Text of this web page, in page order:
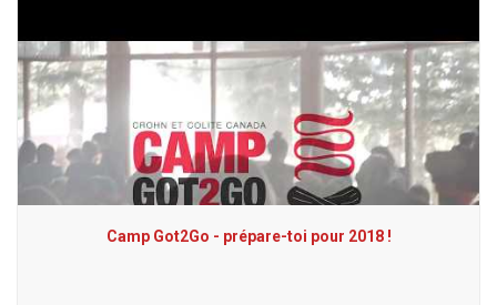
Camp Got2Go - prépare-toi pour 2018 !